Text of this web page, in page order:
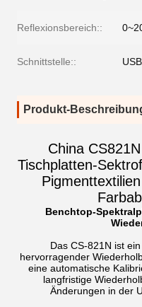
Reflexionsbereich::
Schnittstelle::
Produkt-
China
Tischplatten-
Benchtop-
Das CS-821N ist
hervorragender
eine automatische
langfristige
Änderungen in der